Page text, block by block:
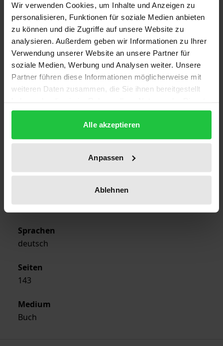
Wir verwenden Cookies, um Inhalte und Anzeigen zu
personalisieren, Funktionen für soziale Medien anbieten
zu können und die Zugriffe auf unsere Website zu
analysieren. Außerdem geben wir Informationen zu Ihrer
Verwendung unserer Website an unsere Partner für
soziale Medien, Werbung und Analysen weiter. Unsere
Partner führen diese Informationen möglicherweise mit
weiteren Daten zusammen, die Sie ihnen bereitgestellt
gesammelt haben.
Alle akzeptieren
Anpassen
Ablehnen
Auflage
1
ISBN
978-3-7890-0266-3
Erscheinungsdatum
Erscheinungsjahr
Nomos
Sonstige
Sprachen
deutsch
Seiten
143
Medium
Buch